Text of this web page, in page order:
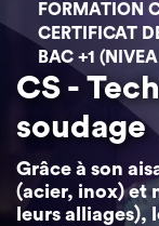
FORMATION
CERTIFICAT
BAC +1
CS -
soudage
Grâce à son
(acier, inox) et
leurs alliages),